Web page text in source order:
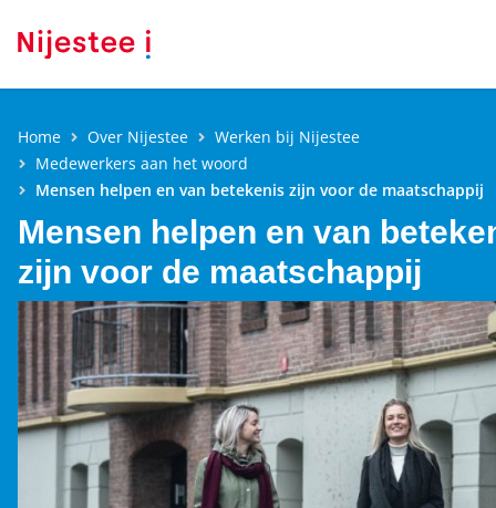
Home Over Nijestee
Werken bij Nijestee
Medewerkers aan het woord
Mensen helpen en van betekenis zijn voor de maatschappij
Mensen helpen en van
zijn voor de maatschappij